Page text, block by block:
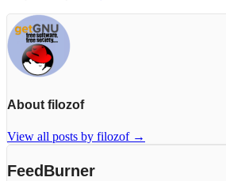
About filozof
View all posts by filozof →
FeedBurner